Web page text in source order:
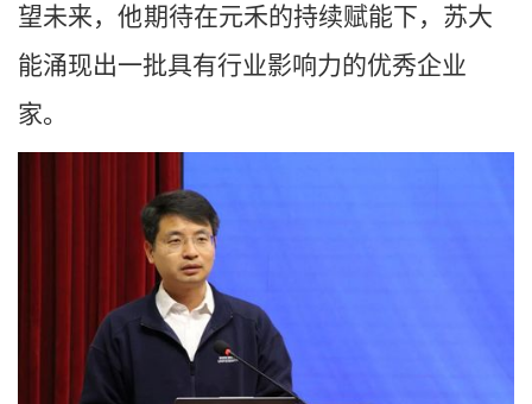
望未来， 他期待在元禾的持续赋能下，苏大
能涌现出一批具有行业影响力的优秀企业
家。